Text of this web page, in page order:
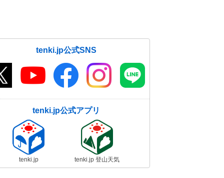
tenki.jp公式SNS
tenki.jp公式アプリ
tenki.jp tenki.jp 登山天気